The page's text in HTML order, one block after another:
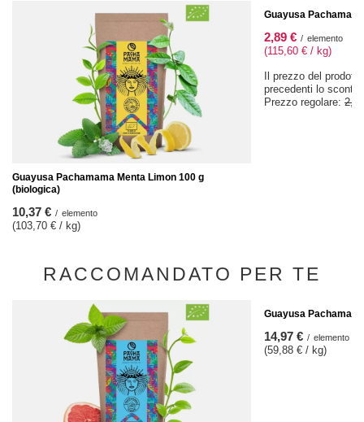
Guayusa Pachamama Menta Limon 100 g
(biologica)
10,37 € / elemento
(103,70 € / kg)
Guayusa
2,89 € / elemento
(115,60 € / kg)
Il prezzo del
precedenti lo
Prezzo regolare:
RACCOMANDATO PER TE
Guayusa
14,97 € / elemento
(59,88 € / kg)